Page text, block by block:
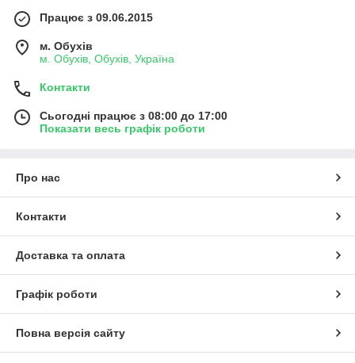
Працює з 09.06.2015
м. Обухів
м. Обухів, Обухів, Україна
Контакти
Сьогодні працює з 08:00 до 17:00
Показати весь графік роботи
Про нас
Контакти
Доставка та оплата
Графік роботи
Повна версія сайту